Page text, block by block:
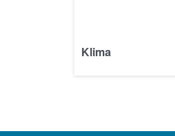
Klima